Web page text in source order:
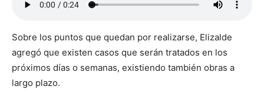
Sobre los puntos que quedan por realizarse, Elizalde
agregó que existen casos que serán tratados en los
próximos días o semanas, existiendo también obras a
largo plazo.